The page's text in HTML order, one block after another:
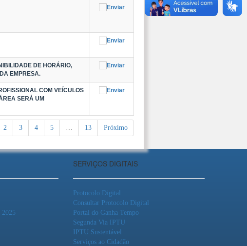
DE HORÁRIO,
EMPRESA.
COM VEÍCULOS
SERÁ UM
2 3 4 5 … 13 Próximo
SERVIÇOS DIGITAIS
Protocolo Digital
Consultar Protocolo Digital
Portal do Ganha Tempo
Segunda Via IPTU
IPTU Sustentável
Serviços ao Cidadão